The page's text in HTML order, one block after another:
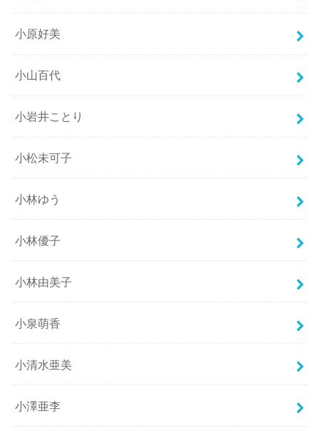
小原好美
小山百代
小岩井ことり
小松未可子
小林ゆう
小林優子
小林由美子
小泉萌香
小清水亜美
小澤亜李